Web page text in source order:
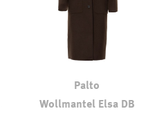
Palto
Wollmantel Elsa DB